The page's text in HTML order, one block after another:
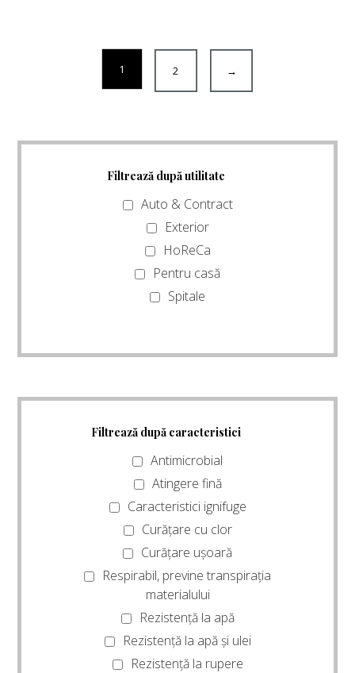
1 2 →
Filtrează după utilitate
Auto & Contract
Exterior
HoReCa
Pentru casă
Spitale
Filtrează după caracteristici
Antimicrobial
Atingere fină
Caracteristici ignifuge
Curățare cu clor
Curățare ușoară
Respirabil, previne transpirația
materialului
Rezistență la apă
Rezistență la apă și ulei
Rezistență la rupere